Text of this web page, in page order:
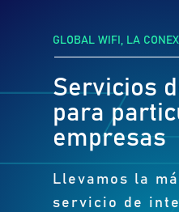
GLOBAL WIFI, LA
Servicios
para
empresas
Llevamos la
servicio de